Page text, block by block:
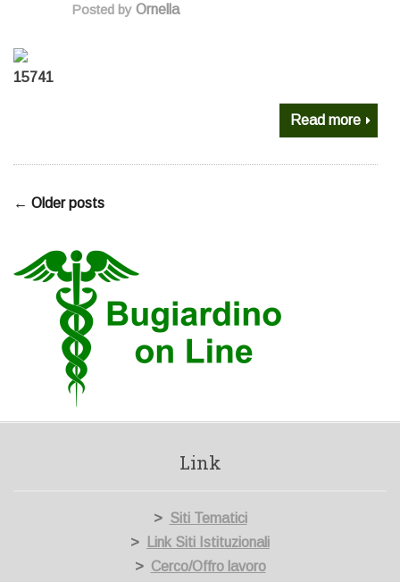
Posted by Ornella
15741
Read more
← Older posts
Link
> Siti Tematici
>
Link Siti Istituzionali
> Cerco/Offro lavoro